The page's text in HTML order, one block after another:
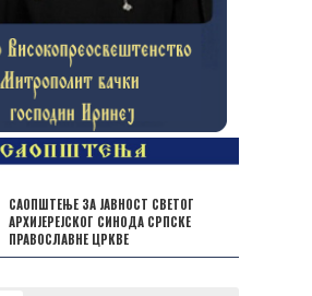
САОПШТЕЊЕ ЗА ЈАВНОСТ СВЕТОГ
АРХИЈЕРЕЈСКОГ СИНОДА СРПСКЕ
ПРАВОСЛАВНЕ ЦРКВЕ